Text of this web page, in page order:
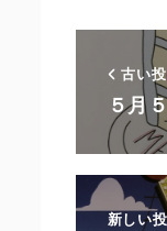
古い
５月
新しい